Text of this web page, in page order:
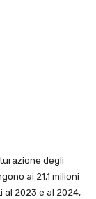
degli
ai 21,1 milioni
al 2023 e al 2024,